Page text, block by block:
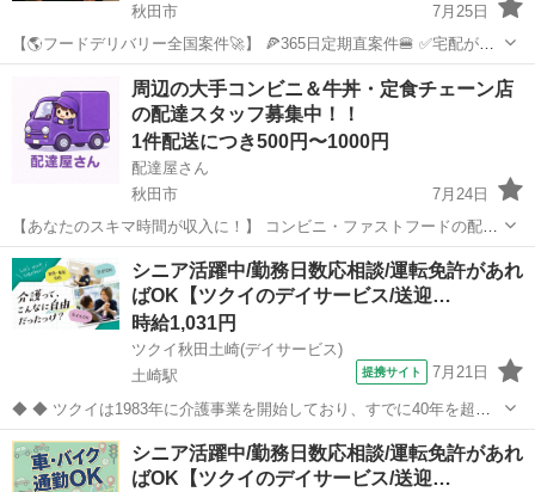
秋田市
7月25日
【🌎フードデリバリー全国案件🚀】 🍕365日定期直案件🍔 ✅宅配が嫌
いな方必見✅ 稼働開始は７月２０日〜🫡 全４７都道府県展開💫 なん
と‼️ 日給保証➕件建という安心売上システム🔥 日当換算で30,...
秋田市 ドライバー 1件
周辺の大手コンビニ＆牛丼・定食チェーン店
の配達スタッフ募集中！！
1件配送につき500円〜1000円
配達屋さん
秋田市
7月24日
【あなたのスキマ時間が収入に！】 コンビニ・ファストフードの配達
バイト、始めませんか？ アプリで空いた時間にサクッと配達！ 配達す
るかどうかは、オファーを見てその場で自由に決められます♪
―――――――――― ...
秋田 秋田市 配送 スタッフ
シニア活躍中/勤務日数応相談/運転免許があれ
ばOK【ツクイのデイサービス/送迎…
時給1,031円
ツクイ秋田土崎(デイサービス)
土崎駅
提携サイト 7月21日
◆ ◆ ツクイは1983年に介護事業を開始しており、すでに40年を超え
る歴史を有しています。デイサービスでは業界トップクラス！ ◆グル
ープ会社の経営管理 ◆在宅介護サービス:デイサービス/訪問介護/訪問
入浴/訪問看護/...
秋田 秋田市 土崎駅 その他
シニア活躍中/勤務日数応相談/運転免許があれ
ばOK【ツクイのデイサービス/送迎…